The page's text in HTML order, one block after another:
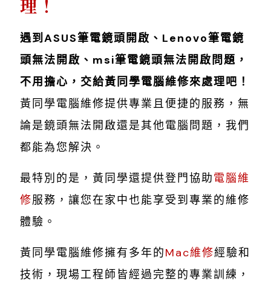
理！
遇到ASUS筆電鏡頭開啟、Lenovo筆電鏡
頭無法開啟、msi筆電鏡頭無法開啟問題，
不用擔心，交給黃同學電腦維修來處理吧！
黃同學電腦維修提供專業且便捷的服務，無
論是鏡頭無法開啟還是其他電腦問題，我們
都能為您解決。
最特別的是，黃同學還提供登門協助電腦維
修服務，讓您在家中也能享受到專業的維修
體驗。
黃同學電腦維修擁有多年的Mac維修經驗和
技術，現場工程師皆經過完整的專業訓練，